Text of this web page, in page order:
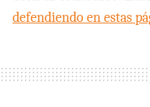
defendiendo en estas